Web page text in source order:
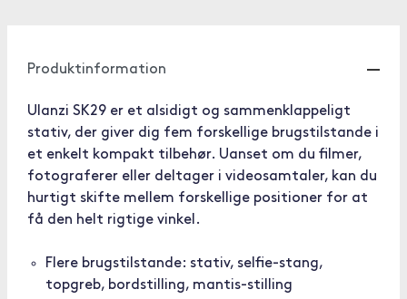
Produktinformation
Ulanzi SK29 er et alsidigt og sammenklappeligt
stativ, der giver dig fem forskellige brugstilstande i
et enkelt kompakt tilbehør. Uanset om du filmer,
fotograferer eller deltager i videosamtaler, kan du
hurtigt skifte mellem forskellige positioner for at
få den helt rigtige vinkel.
Flere brugstilstande: stativ, selfie-stang,
topgreb, bordstilling, mantis-stilling